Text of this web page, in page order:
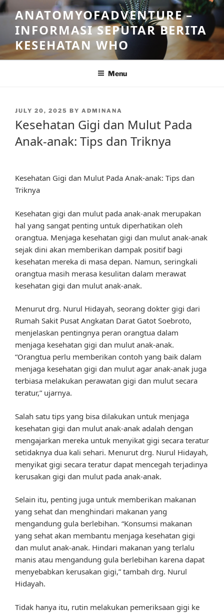
Skip
to
content
ANATOMYOFADVENTURE –
INFORMASI SEPUTAR BERITA
KESEHATAN WHO
Menu
POSTED
JULY 20, 2025 BY ADMINANA
Kesehatan Gigi dan Mulut Pada
Anak-anak: Tips dan Triknya
Kesehatan Gigi dan Mulut Pada Anak-anak: Tips dan
Triknya
Kesehatan gigi dan mulut pada anak-anak merupakan
hal yang sangat penting untuk diperhatikan oleh
orangtua. Menjaga kesehatan gigi dan mulut anak-anak
sejak dini akan memberikan dampak positif bagi
kesehatan mereka di masa depan. Namun, seringkali
orangtua masih merasa kesulitan dalam merawat
kesehatan gigi dan mulut anak-anak.
Menurut drg. Nurul Hidayah, seorang dokter gigi dari
Rumah Sakit Pusat Angkatan Darat Gatot Soebroto,
menjelaskan pentingnya peran orangtua dalam
menjaga kesehatan gigi dan mulut anak-anak.
“Orangtua perlu memberikan contoh yang baik dalam
menjaga kesehatan gigi dan mulut agar anak-anak juga
terbiasa melakukan perawatan gigi dan mulut secara
teratur,” ujarnya.
Salah satu tips yang bisa dilakukan untuk menjaga
kesehatan gigi dan mulut anak-anak adalah dengan
mengajarkan mereka untuk menyikat gigi secara teratur
setidaknya dua kali sehari. Menurut drg. Nurul Hidayah,
menyikat gigi secara teratur dapat mencegah terjadinya
kerusakan gigi dan mulut pada anak-anak.
Selain itu, penting juga untuk memberikan makanan
yang sehat dan menghindari makanan yang
mengandung gula berlebihan. “Konsumsi makanan
yang sehat akan membantu menjaga kesehatan gigi
dan mulut anak-anak. Hindari makanan yang terlalu
manis atau mengandung gula berlebihan karena dapat
menyebabkan kerusakan gigi,” tambah drg. Nurul
Hidayah.
Tidak hanya itu, rutin melakukan pemeriksaan gigi ke